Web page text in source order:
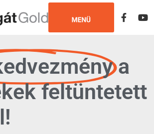
targoncák
a
feltüntetett